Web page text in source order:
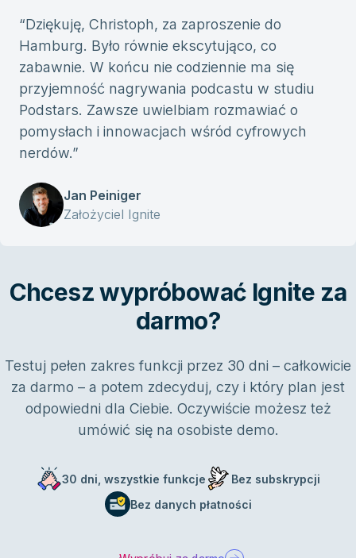
“Dziękuję, Christoph, za zaproszenie do
Hamburg. Było równie ekscytująco, co
zabawnie. W końcu nie codziennie ma się
przyjemność nagrywania podcastu w studiu
Podstars. Zawsze uwielbiam rozmawiać o
pomysłach i innowacjach wśród cyfrowych
nerdów.”
Jan Peiniger
Założyciel Ignite
Chcesz wypróbować Ignite za
darmo?
Testuj pełen zakres funkcji przez 30 dni – całkowicie
za darmo – a potem zdecyduj, czy i który plan jest
odpowiedni dla Ciebie. Oczywiście możesz też
umówić się na osobiste demo.
30 dni, wszystkie funkcje
Bez subskrypcji
Bez danych płatności